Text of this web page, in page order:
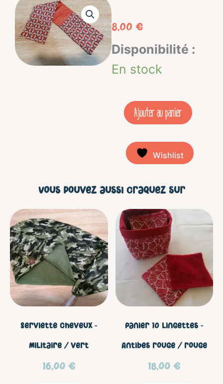
8,00 €
Disponibilité :
En stock
quantité
de
couverts
Eugène
rouge
Ajouter au panier
Wishlist
Vous pouvez aussi craquez sur
Serviette cheveux –
Militaire / vert
16,00 €
Panier 10 lingettes –
Antibes rouge / rouge
18,00 €